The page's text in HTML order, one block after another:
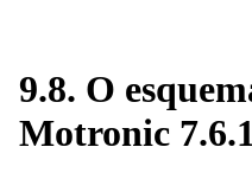
9.8. O
Motronic